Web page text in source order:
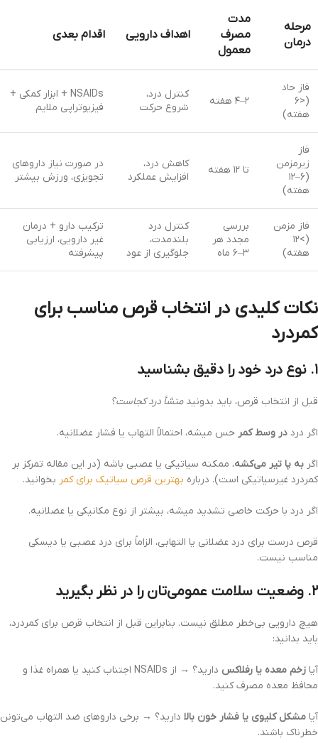
مرحله
درمان
مدت
مصرف
معمول
اهداف دارویی اقدام بعدی
فاز حاد
(<۶
هفته)
۲–۴ هفته
کنترل درد،
شروع حرکت
NSAIDs + ابزار کمکی +
فیزیوتراپی ملایم
فاز
زیرمزمن
(۶–۱۲
هفته)
تا ۱۲ هفته
کاهش درد،
افزایش عملکرد
در صورت نیاز داروهای
تجویزی، ورزش بیشتر
فاز مزمن
(>۱۲
هفته)
بررسی
مجدد هر
۳–۶ ماه
کنترل درد
بلندمدت،
جلوگیری از عود
ترکیب دارو + درمان
غیر دارویی، ارزیابی
پیشرفته
نکات کلیدی در انتخاب قرص مناسب برای
کمردرد
۱. نوع درد خود را دقیق بشناسید
قبل از انتخاب قرص، باید بدونیدمنشأ درد کجاست؟
اگر درد در وسط کمر حس میشه، احتمالاً التهاب یا فشار عضلانیه.
اگر به پا تیر می‌کشه، ممکنه سیاتیکی یا عصبی باشه (در این مقاله تمرکز بر
کمردرد غیرسیاتیکی است). درباره بهترین قرص سیاتیک برای کمر بخوانید.
اگر درد با حرکت خاصی تشدید میشه، بیشتر از نوع مکانیکی یا عضلانیه.
قرص درست برای درد عضلانی یا التهابی، الزاماً برای درد عصبی یا دیسکی
مناسب نیست.
۲. وضعیت سلامت عمومی‌تان را در نظر بگیرید
هیچ دارویی بی‌خطر مطلق نیست. بنابراین قبل از انتخاب قرص برای کمردرد،
باید بدانید:
آیا زخم معده یا رفلاکس
دارید؟ → از NSAIDs اجتناب کنید یا همراه غذا و
محافظ معده مصرف کنید.
آیا مشکل کلیوی یا فشار خون بالا دارید؟ → برخی داروهای ضد التهاب می‌تونن
خطرناک باشند.